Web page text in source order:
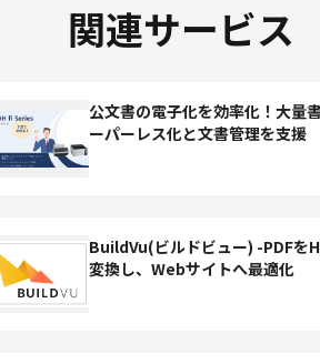
関連サービス
公文書の電子化を効率化！大量
ーパーレス化と文書管理を支援
BuildVu(ビルドビュー) -PDFを
変換し、Webサイトへ最適化